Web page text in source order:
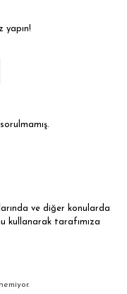
yapın!
ve diğer konularda
kullanarak tarafımıza